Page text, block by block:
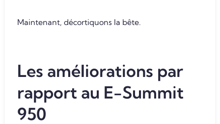
Maintenant, décortiquons la bête.
Les améliorations par
rapport au E-Summit
950